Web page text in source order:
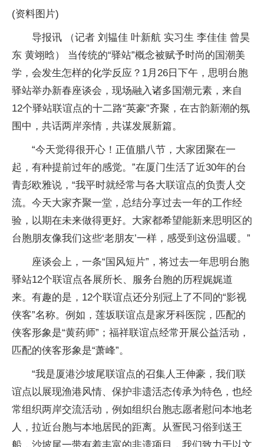
(资料图片)
导报讯 （记者 刘韫佳 叶新航 实习生 李佳佳 曾昊
东 黄翊晗） 当传统的“驿站”概念被赋予时尚的国潮美
学，会发生怎样的化学反应？1月26日下午，思明台胞
驿站举办新春座谈会，现场融入诸多国潮元素，来自
12个驿站联谊点的十二路“英豪”齐聚，在古韵新潮的氛
围中，共话两岸亲情，共谋发展新篇。
“今天觉得很开心！正值腊八节，大家团聚在一
起，有种提前过年的感觉。”在厦门生活了近30年的台
青彭欧雅说，“我平时就经常与各大联谊点的负责人交
流。今天大家齐聚一堂，总结分享过去一年的工作经
验，以期在未来做得更好。大家都希望能新来思明区的
台胞朋友像我们这些‘老朋友’一样，感受到这份温暖。”
座谈会上，一条“国风短片”，将过去一年思明台胞
驿站12个联谊点各展所长、服务台胞的历程娓娓道
来。有趣的是，12个联谊点还分别冠上了不同的“影视
侠客”名称。例如，莲坂联谊点是家牙科医院，匹配的
侠客形象是“黄药师”；福祥联谊点经常开展公益活动，
匹配的侠客形象是“萧峰”。
“我是厦港沙坡尾联谊点的召集人王伸豪，我们联
谊点以展现渔港风情、保护非遗活态传承为特色，也经
常组织两岸交流活动，例如组织台胞志愿者慰问本地老
人，拉近台胞与本地居民的距离。从疍民习俗到送王
船，沙坡尾一带有着丰富的非遗项目，我们致力于以文